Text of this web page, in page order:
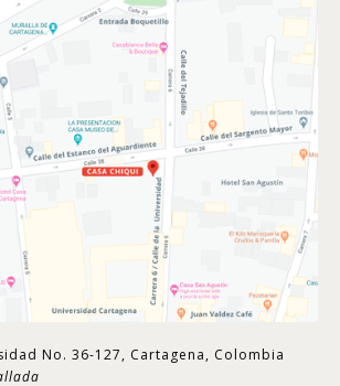
No. 36-127, Cartagena, Colombia